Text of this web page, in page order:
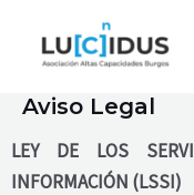
Aviso Legal
LEY DE LOS
INFORMACIÓN (LSSI)